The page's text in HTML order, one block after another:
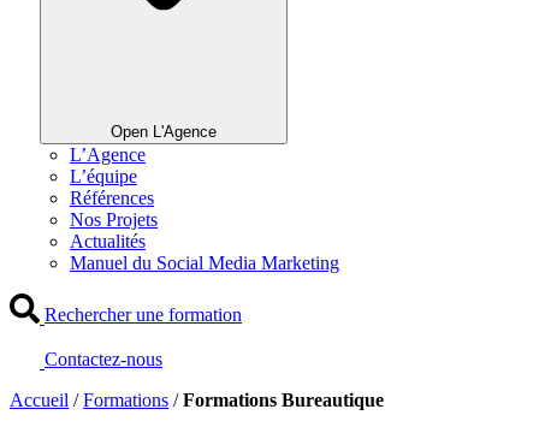
Open L'Agence
L’Agence
L’équipe
Références
Nos Projets
Actualités
Manuel du Social Media Marketing
Rechercher une formation
Contactez-nous
Accueil /Formations /Formations Bureautique